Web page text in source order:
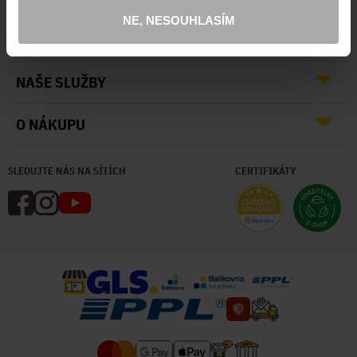
NE, NESOUHLASÍM
SLEDUJTE NÁS NA SÍTÍCH CERTIFIKÁTY
O NÁS
NAŠE SLUŽBY
O NÁKUPU